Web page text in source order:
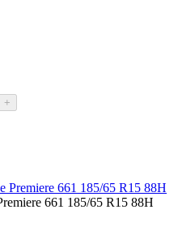
+
661 185/65 R15 88H